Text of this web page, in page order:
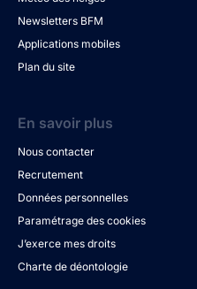
Newsletters BFM
Applications mobiles
Plan du site
En savoir plus
Nous contacter
Recrutement
Données personnelles
Paramétrage des cookies
J’exerce mes droits
Charte de déontologie